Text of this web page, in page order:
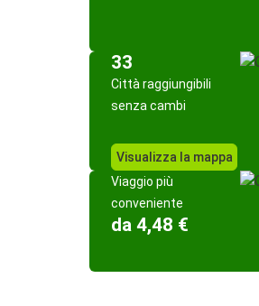
33
Città raggiungibili
senza cambi
Visualizza la mappa
Viaggio più
conveniente
da 4,48 €